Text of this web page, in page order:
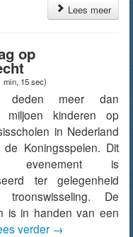
Lees meer
op
min, 15 sec)
deden meer dan
miljoen kinderen op
in Nederland
Koningsspelen. Dit
evenement is
ter gelegenheid
De
is in handen van een
verder →